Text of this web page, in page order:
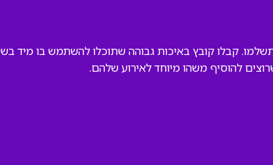
קבלו קובץ באיכות גבוהה שתוכלו להשתמש בו מיד
להוסיף משהו מיוחד לאירוע שלהם.